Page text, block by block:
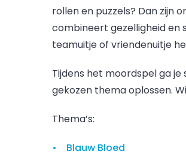
rollen en puzzels? Dan zijn
combineert gezelligheid en
teamuitje of vriendenuitje
Tijdens het moordspel ga
gekozen thema oplossen.
Thema’s:
Blauw Bloed